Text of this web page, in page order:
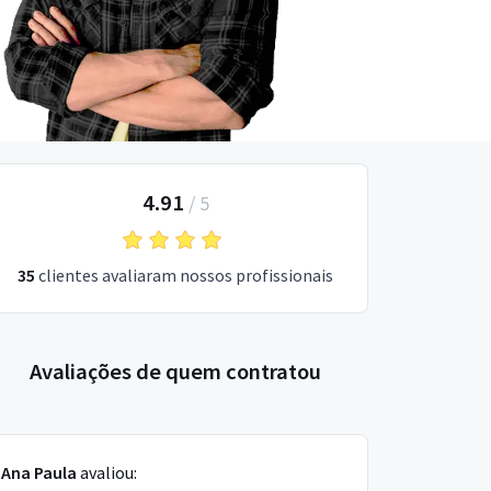
4.91 / 5
35 clientes avaliaram nossos profissionais
Avaliações de quem contratou
Ana Paula avaliou: